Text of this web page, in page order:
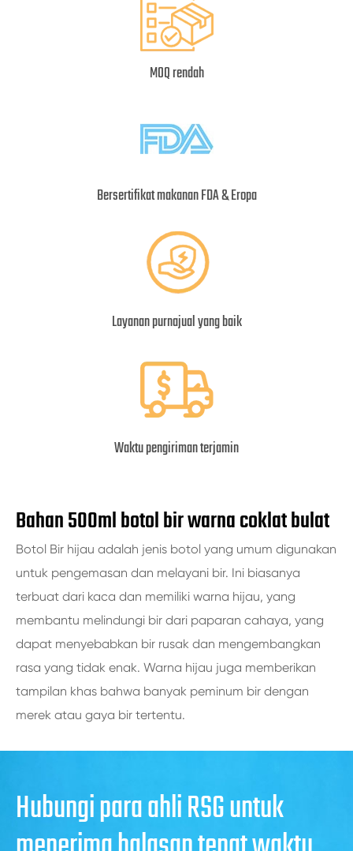
MOQ rendah
Bersertifikat makanan FDA & Eropa
Layanan purnajual yang baik
Waktu pengiriman terjamin
Bahan 500ml botol bir warna coklat bulat
Botol Bir hijau adalah jenis botol yang umum digunakan
untuk pengemasan dan melayani bir. Ini biasanya
terbuat dari kaca dan memiliki warna hijau, yang
membantu melindungi bir dari paparan cahaya, yang
dapat menyebabkan bir rusak dan mengembangkan
rasa yang tidak enak. Warna hijau juga memberikan
tampilan khas bahwa banyak peminum bir dengan
merek atau gaya bir tertentu.
Hubungi para ahli RSG untuk